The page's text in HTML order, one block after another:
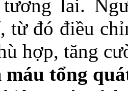
lai.
từ đó điều
hợp, tăng
máu tổng